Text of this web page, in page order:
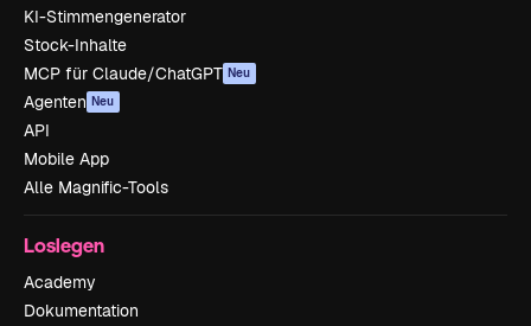
KI-Stimmengenerator
Stock-Inhalte
MCP für Claude/ChatGPT Neu
Agenten Neu
API
Mobile App
Alle Magnific-Tools
Loslegen
Academy
Dokumentation